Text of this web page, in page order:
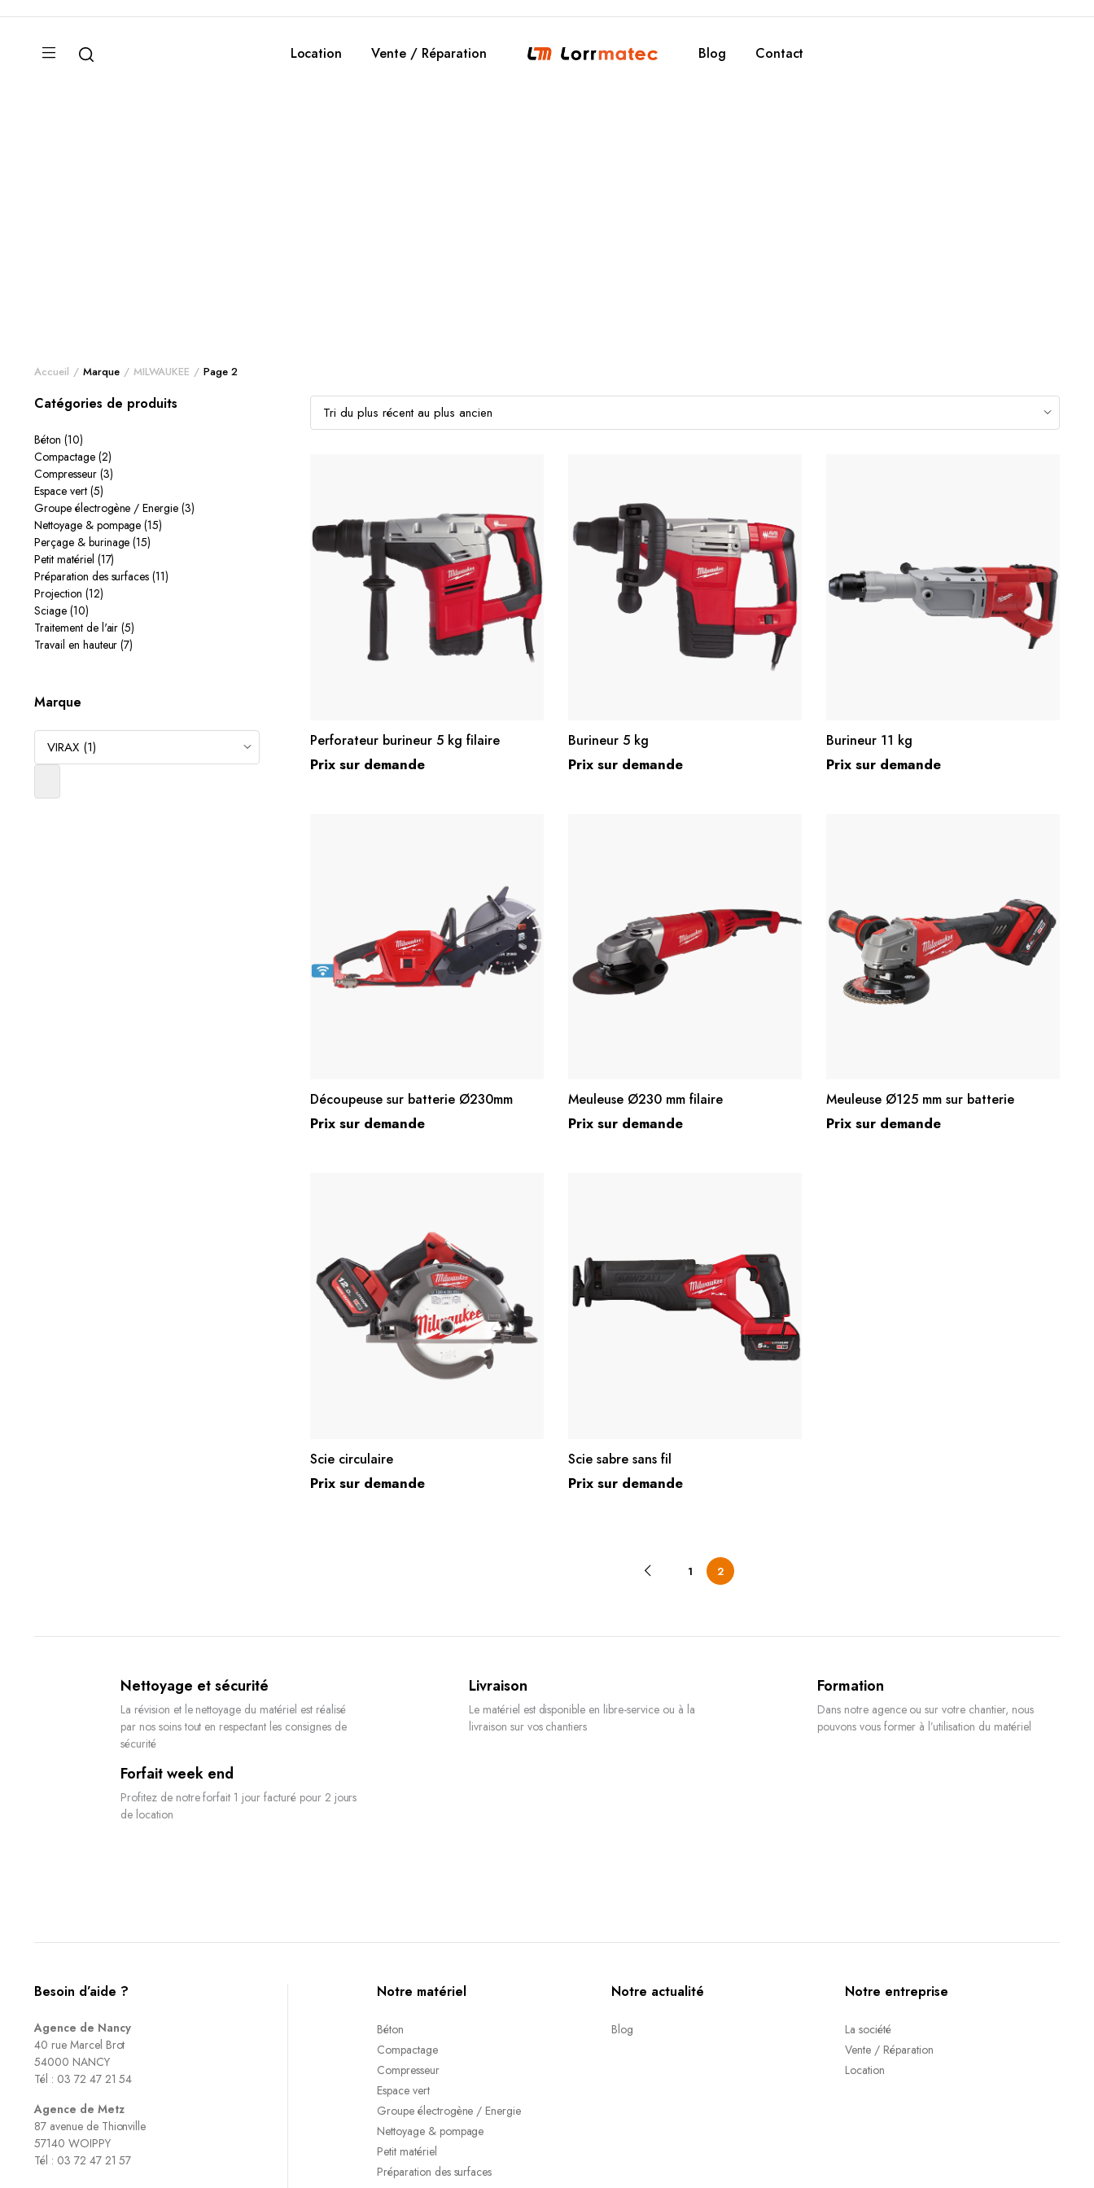
Location Vente / Réparation Blog Contact
Accueil Marque MILWAUKEE Page 2
Perforateur burineur 5 kg filaire
Prix sur demande
Burineur 5 kg
Prix sur demande
Burineur 11 kg
Prix sur demande
Découpeuse sur batterie Ø230mm
Prix sur demande
Meuleuse Ø230 mm filaire
Prix sur demande
Meuleuse Ø125 mm sur batterie
Prix sur demande
Scie circulaire
Prix sur demande
Scie sabre sans fil
Prix sur demande
1 2
Catégories de produits
Béton (10)
Compactage (2)
Compresseur (3)
Espace vert (5)
Groupe électrogène / Energie (3)
Nettoyage & pompage (15)
Perçage & burinage (15)
Petit matériel (17)
Préparation des surfaces (11)
Projection (12)
Sciage (10)
Traitement de l'air (5)
Travail en hauteur (7)
Marque
Nettoyage et sécurité
La révision et le nettoyage du matériel est réalisé
par nos soins tout en respectant les consignes de
sécurité
Livraison
Le matériel est disponible en libre-service ou à la
livraison sur vos chantiers
Formation
Dans notre agence ou sur votre chantier, nous
pouvons vous former à l’utilisation du matériel
Forfait week end
Profitez de notre forfait 1 jour facturé pour 2 jours
de location
Besoin d’aide ?
Agence de Nancy
40 rue Marcel Brot
54000 NANCY
Tél : 03 72 47 21 54
Agence de Metz
87 avenue de Thionville
57140 WOIPPY
Tél : 03 72 47 21 57
Notre matériel
Béton
Compactage
Compresseur
Espace vert
Groupe électrogène / Energie
Nettoyage & pompage
Petit matériel
Préparation des surfaces
Notre actualité
Blog
Notre entreprise
La société
Vente / Réparation
Location